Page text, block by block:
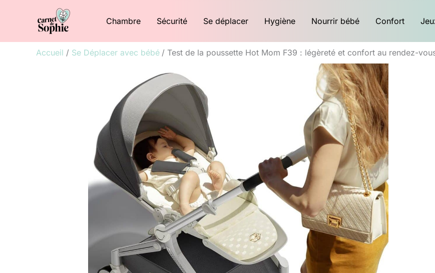
Chambre Sécurité Se déplacer Hygiène Nourrir bébé Confort
Accueil Se Déplacer avec bébé Test de la poussette Hot Mom F39 : légèreté et confort au rendez-